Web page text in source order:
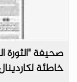
صحيفة "الثورة
خاطئة